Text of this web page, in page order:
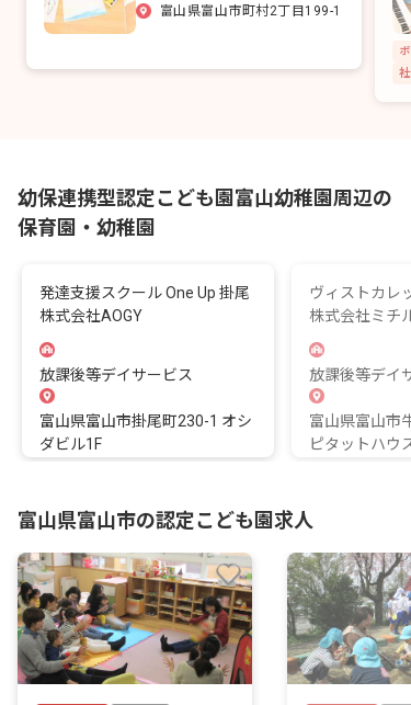
富山県富山市町村2丁目199-1
社
幼保連携型認定こども園富山幼稚園周辺の
保育園・幼稚園
発達支援スクール One Up 掛尾
株式会社AOGY
放課後等デイサービス
富山県富山市掛尾町230-1 オシ
ダビル1F
ヴィストカレ
株式会社ミチ
放課後等デイ
富山県富山市
ピタットハウ
富山県富山市の認定こども園求人